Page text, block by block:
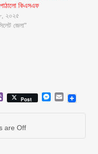
কিএসএফ
২০২৫
জেলা"
ViberPost Messenger
Email
are Off